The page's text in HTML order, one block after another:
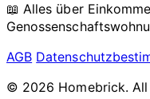
📖 Alles über
AGB
© 2026 Homebrick. All